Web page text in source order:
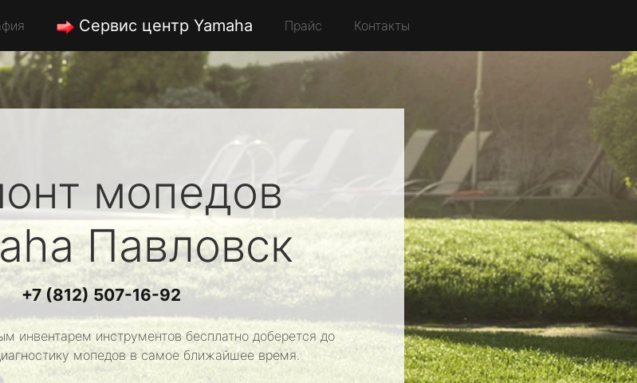
Сервис центр Yamaha Прайс Контакты
мопедов
Павловск
+7 (812) 507-16-92
инвентарем инструментов бесплатно доберется до
мопедов в самое ближайшее время.